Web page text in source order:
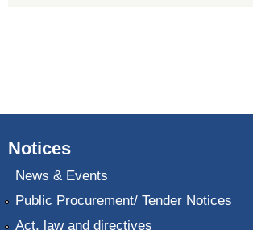
Notices
News & Events
Public Procurement/ Tender Notices
Act, law and directives